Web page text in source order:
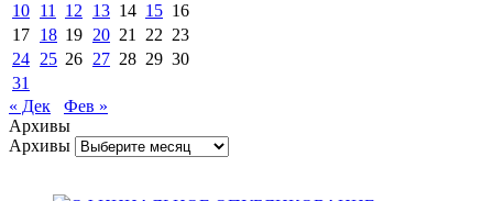
10 11 12 13 14 15 16
17 18 19 20 21 22 23
24 25 26 27 28 29 30
31
« Дек
Фев »
Архивы
Архивы